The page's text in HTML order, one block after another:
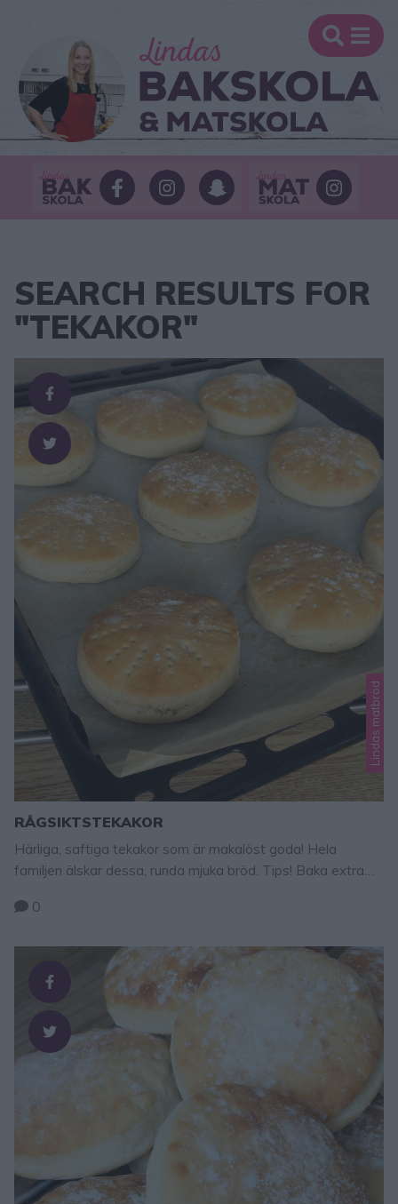
SEARCH RESULTS FOR
"TEKAKOR"
Lindas matbröd
RÅGSIKTSTEKAKOR
Härliga, saftiga tekakor som är makalöst goda! Hela
familjen älskar dessa, runda mjuka bröd. Tips! Baka extra
tekakor som inte behöver jäsa – klicka här för recept!
Rågsiktstekakor Ca 14 st 50 g jäst 6 dl mjölk, …
0